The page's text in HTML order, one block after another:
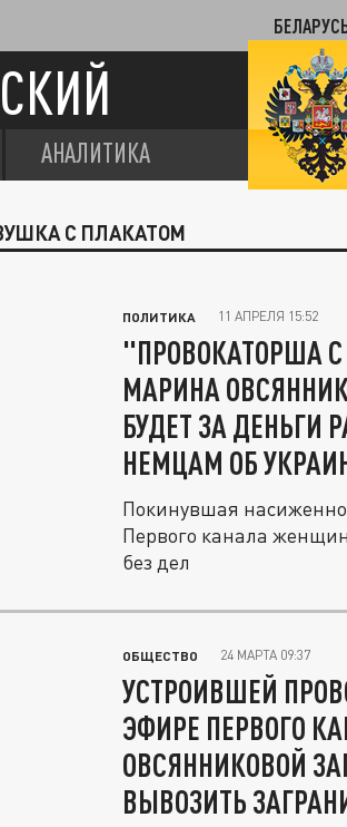
АНАЛИТИКА
С ПЛАКАТОМ
ПОЛИТИКА 11 АПРЕЛЯ 15:52
"ПРОВОКАТОРША
МАРИНА
БУДЕТ ЗА ДЕНЬГИ
НЕМЦАМ ОБ
Покинувшая
Первого канала
без дел
ОБЩЕСТВО 24 МАРТА 09:37
УСТРОИВШЕЙ
ЭФИРЕ ПЕРВОГО
ОВСЯННИКОВОЙ
ВЫВОЗИТЬ